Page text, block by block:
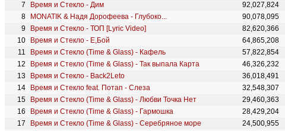
Время и Стекло - Дим
92,027,824
MONATIK & Надя Дорофеева - Глубоко...
90,078,095
Время и Стекло - ТОП [Lyric Video]
82,620,366
Время и Стекло - Е,Бой
64,865,208
Время и Стекло (Time & Glass) - Кафель
57,822,854
Время и Стекло (Time & Glass) - Так выпала Карта
46,326,232
Время и Стекло - Back2Leto
36,018,491
Время и Стекло feat. Потап - Слеза
32,548,307
Время и Стекло (Time & Glass) - Любви Точка Нет
29,460,363
Время и Стекло (Time & Glass) - Гармошка
28,429,204
Время и Стекло (Time & Glass) - Серебряное море
24,500,955